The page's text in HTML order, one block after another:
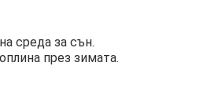
среда за сън.
през зимата.